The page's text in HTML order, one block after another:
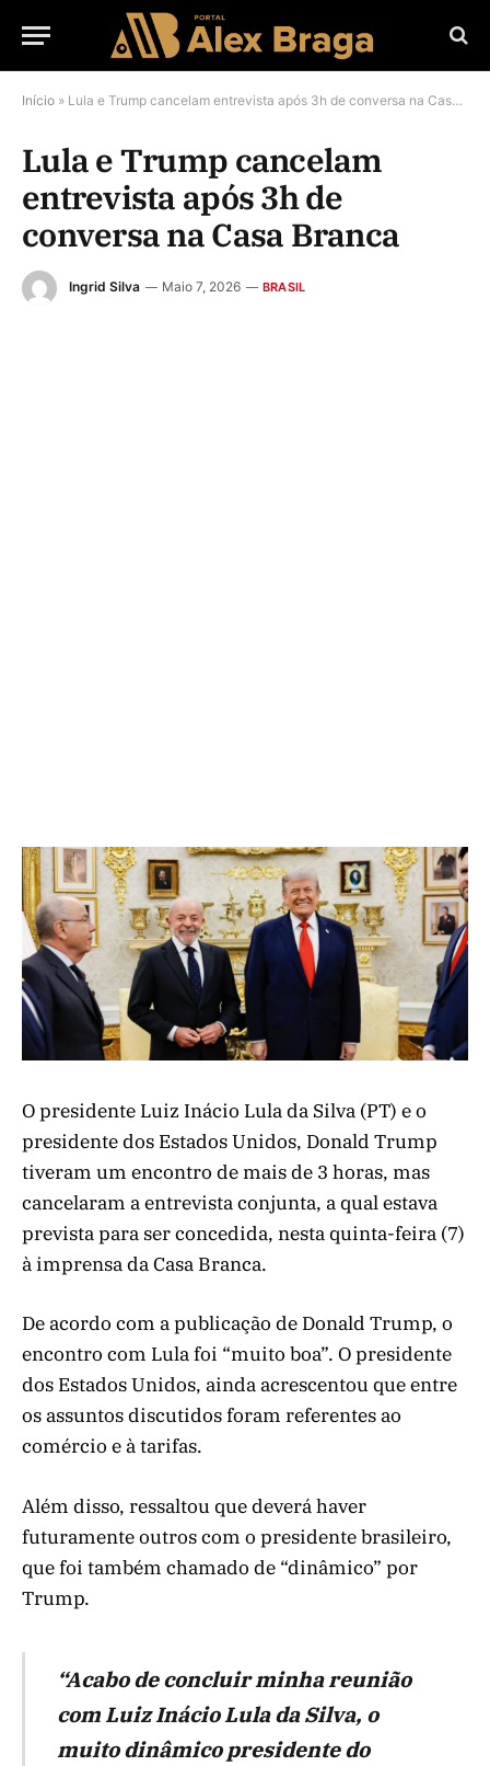
Início » Lula e Trump cancelam entrevista após 3h de conversa na Casa Branca
Lula e Trump cancelam
entrevista após 3h de
conversa na Casa Branca
Ingrid Silva Maio 7, 2026 BRASIL
O presidente Luiz Inácio Lula da Silva (PT) e o
presidente dos Estados Unidos, Donald Trump
tiveram um encontro de mais de 3 horas, mas
cancelaram a entrevista conjunta, a qual estava
prevista para ser concedida, nesta quinta-feira (7)
à imprensa da Casa Branca.
De acordo com a publicação de Donald Trump, o
encontro com Lula foi “muito boa”. O presidente
dos Estados Unidos, ainda acrescentou que entre
os assuntos discutidos foram referentes ao
comércio e à tarifas.
Além disso, ressaltou que deverá haver
futuramente outros com o presidente brasileiro,
que foi também chamado de “dinâmico” por
Trump.
“Acabo de concluir minha reunião
com Luiz Inácio Lula da Silva, o
muito dinâmico presidente do